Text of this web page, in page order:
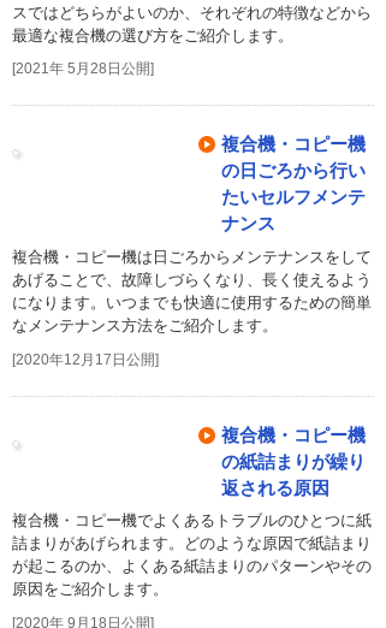
スではどちらがよいのか、それぞれの特徴などから
最適な複合機の選び方をご紹介します。
[2021年 5月28日公開]
複合機・コピー機
の日ごろから行い
たいセルフメンテ
ナンス
複合機・コピー機は日ごろからメンテナンスをして
あげることで、故障しづらくなり、長く使えるよう
になります。いつまでも快適に使用するための簡単
なメンテナンス方法をご紹介します。
[2020年12月17日公開]
複合機・コピー機
の紙詰まりが繰り
返される原因
複合機・コピー機でよくあるトラブルのひとつに紙
詰まりがあげられます。どのような原因で紙詰まり
が起こるのか、よくある紙詰まりのパターンやその
原因をご紹介します。
[2020年 9月18日公開]